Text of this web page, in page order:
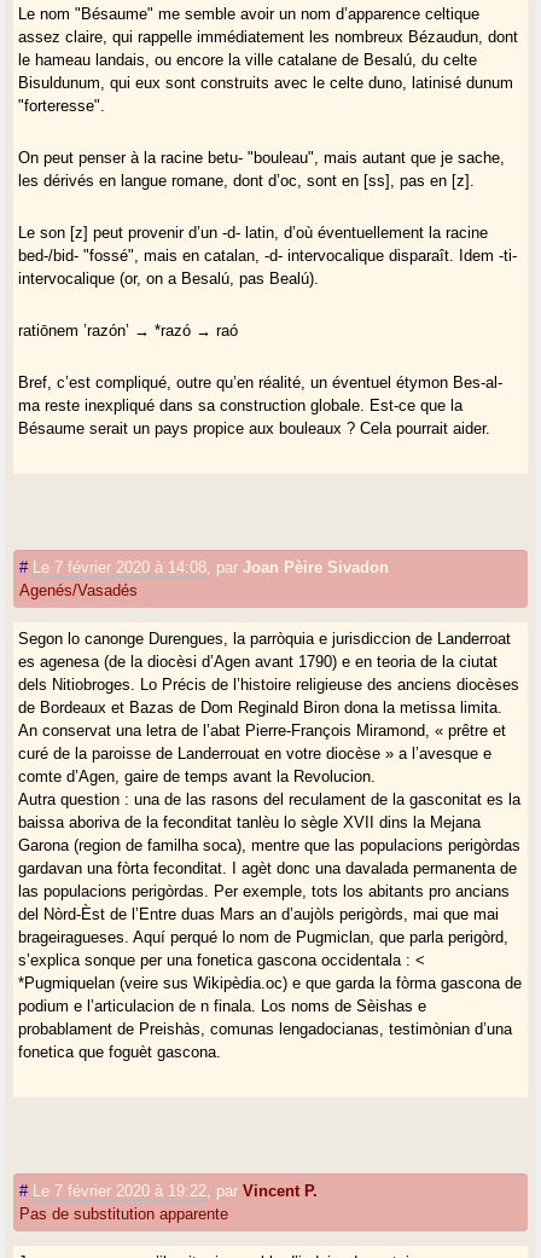
Le nom "Bésaume" me semble avoir un nom d’apparence celtique
assez claire, qui rappelle immédiatement les nombreux Bézaudun, dont
le hameau landais, ou encore la ville catalane de Besalú, du celte
Bisuldunum, qui eux sont construits avec le celte duno, latinisé dunum
"forteresse".
On peut penser à la racine betu- "bouleau", mais autant que je sache,
les dérivés en langue romane, dont d’oc, sont en [ss], pas en [z].
Le son [z] peut provenir d’un -d- latin, d’où éventuellement la racine
bed-/bid- "fossé", mais en catalan, -d- intervocalique disparaît. Idem -ti-
intervocalique (or, on a Besalú, pas Bealú).
ratiōnem ’razón’ → *razó → raó
Bref, c’est compliqué, outre qu’en réalité, un éventuel étymon Bes-al-
ma reste inexpliqué dans sa construction globale. Est-ce que la
Bésaume serait un pays propice aux bouleaux ? Cela pourrait aider.
# Le 7 février 2020 à 14:08 parJoan Pèire Sivadon
Agenés/Vasadés
Segon lo canonge Durengues, la parròquia e jurisdiccion de Landerroat
es agenesa (de la diocèsi d’Agen avant 1790) e en teoria de la ciutat
dels Nitiobroges. Lo Précis de l’histoire religieuse des anciens diocèses
de Bordeaux et Bazas de Dom Reginald Biron dona la metissa limita.
An conservat una letra de l’abat Pierre-François Miramond, « prêtre et
curé de la paroisse de Landerrouat en votre diocèse » a l’avesque e
comte d’Agen, gaire de temps avant la Revolucion.
Autra question : una de las rasons del reculament de la gasconitat es la
baissa aboriva de la feconditat tanlèu lo sègle XVII dins la Mejana
Garona (region de familha soca), mentre que las populacions perigòrdas
gardavan una fòrta feconditat. I agèt donc una davalada permanenta de
las populacions perigòrdas. Per exemple, tots los abitants pro ancians
del Nòrd-Èst de l’Entre duas Mars an d’aujòls perigòrds, mai que mai
brageiragueses. Aquí perqué lo nom de Pugmiclan, que parla perigòrd,
s’explica sonque per una fonetica gascona occidentala : <
*Pugmiquelan (veire sus Wikipèdia.oc) e que garda la fòrma gascona de
podium e l’articulacion de n finala. Los noms de Sèishas e
probablament de Preishàs, comunas lengadocianas, testimònian d’una
fonetica que foguèt gascona.
# Le 7 février 2020 à 19:22 parVincent P.
Pas de substitution apparente